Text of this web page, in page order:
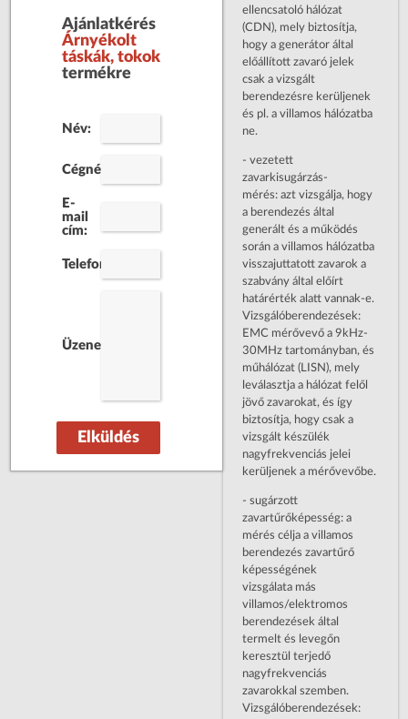
Ajánlatkérés
Árnyékolt
táskák, tokok
termékre
Név:
Cégnév:
E-
mail
cím:
Telefonszám:
Üzenet:
Elküldés
ellencsatoló hálózat
(CDN), mely biztosítja,
hogy a generátor által
előállított zavaró jelek
csak a vizsgált
berendezésre kerüljenek
és pl. a villamos hálózatba
ne.
- vezetett
zavarkisugárzás-
mérés: azt vizsgálja, hogy
a berendezés által
generált és a működés
során a villamos hálózatba
visszajuttatott zavarok a
szabvány által előírt
határérték alatt vannak-e.
Vizsgálóberendezések:
EMC mérővevő a 9kHz-
30MHz tartományban, és
műhálózat (LISN), mely
leválasztja a hálózat felől
jövő zavarokat, és így
biztosítja, hogy csak a
vizsgált készülék
nagyfrekvenciás jelei
kerüljenek a mérővevőbe.
- sugárzott
zavartűrőképesség: a
mérés célja a villamos
berendezés zavartűrő
képességének
vizsgálata más
villamos/elektromos
berendezések által
termelt és levegőn
keresztül terjedő
nagyfrekvenciás
zavarokkal szemben.
Vizsgálóberendezések: